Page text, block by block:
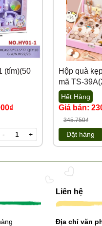
(tím)(50
- +
Hộp quà
mã TS-
Hết Hàng
Giá bán:
345.750₫
Đặt hàng
Liên hệ
Địa chỉ văn